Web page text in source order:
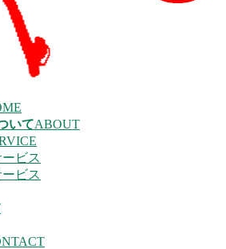
いてABOUT
ビス
ビス